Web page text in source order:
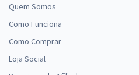
Quem Somos
Como Funciona
Como Comprar
Loja Social